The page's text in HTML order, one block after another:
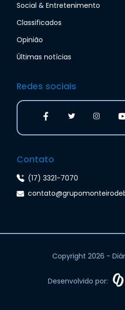
Social & Entretenimento
Classificados
Opinião
Últimas notícias
Redes sociais
Contato
(17) 3321-7070
Copyright 2026 -
Desenvolvido por: